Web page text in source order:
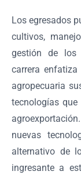
Los egresados
cultivos,
gestión de los
carrera
agropecuaria
tecnologías
nuevas
alternativo de
ingresante a